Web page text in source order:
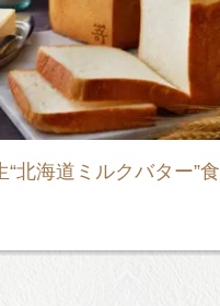
“ナチュラル”食パン